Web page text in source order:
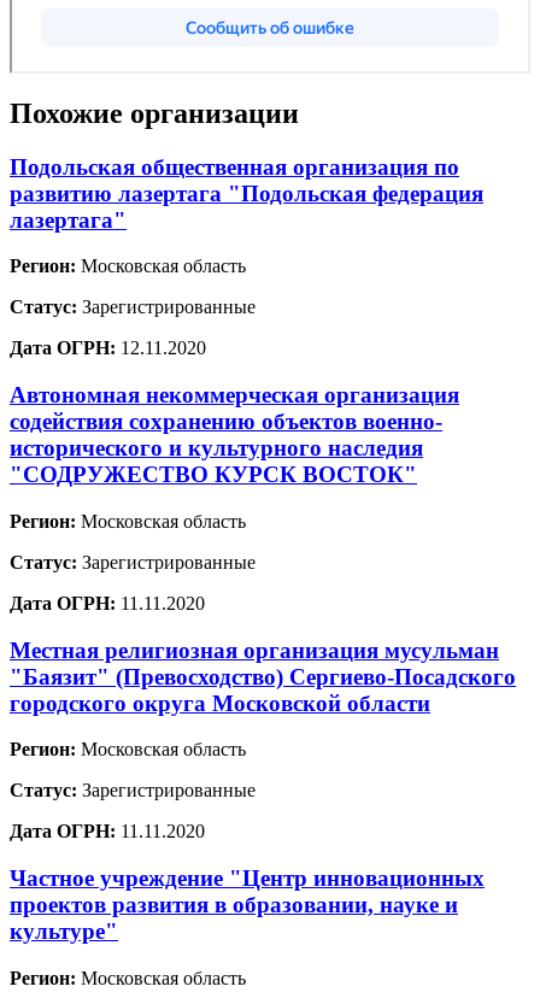
Похожие организации
Подольская общественная организация по
развитию лазертага "Подольская федерация
лазертага"
Регион: Московская область
Статус: Зарегистрированные
Дата ОГРН: 12.11.2020
Автономная некоммерческая организация
содействия сохранению объектов военно-
исторического и культурного наследия
"СОДРУЖЕСТВО КУРСК ВОСТОК"
Регион: Московская область
Статус: Зарегистрированные
Дата ОГРН: 11.11.2020
Местная религиозная организация мусульман
"Баязит" (Превосходство) Сергиево-Посадского
городского округа Московской области
Регион: Московская область
Статус: Зарегистрированные
Дата ОГРН: 11.11.2020
Частное учреждение "Центр инновационных
проектов развития в образовании, науке и
культуре"
Регион: Московская область